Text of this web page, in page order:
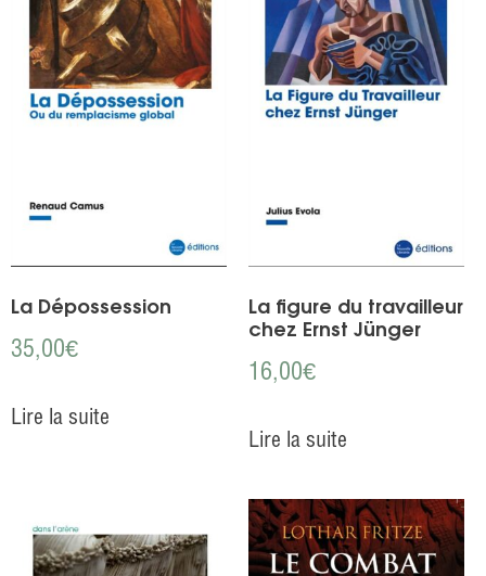
La Dépossession
35,00€
Lire la suite
La figure du travailleur
chez Ernst Jünger
16,00€
Lire la suite